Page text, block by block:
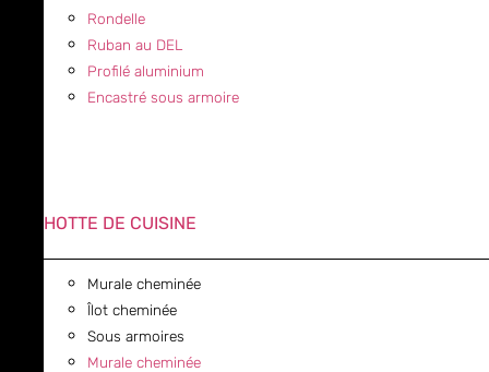
Rondelle
Ruban au DEL
Profilé aluminium
Encastré sous armoire
HOTTE DE CUISINE
Murale cheminée
Îlot cheminée
Sous armoires
Murale cheminée